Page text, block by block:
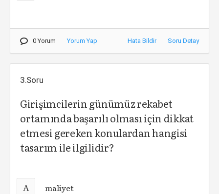
0 Yorum Yorum Yap Hata Bildir Soru Detay
3.Soru
Girişimcilerin günümüz rekabet
ortamında başarılı olması için dikkat
etmesi gereken konulardan hangisi
tasarım ile ilgilidir?
A maliyet